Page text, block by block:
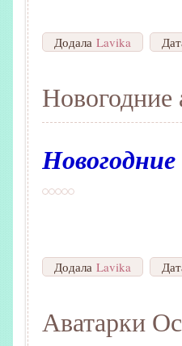
Додала Lavika
Новогодние
Додала Lavika
Аватарки